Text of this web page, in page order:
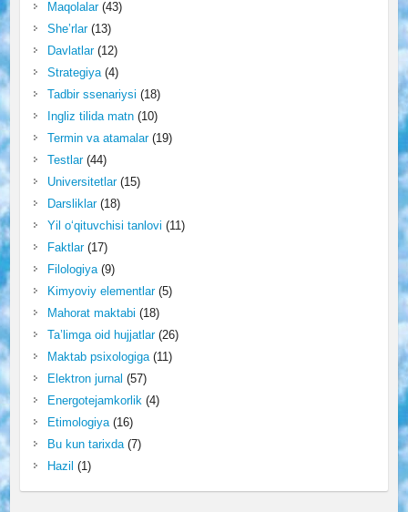
Maqolalar(43)
She’rlar(13)
Davlatlar(12)
Strategiya(4)
Tadbir ssenariysi (18)
Ingliz tilida matn(10)
Termin va atamalar(19)
Testlar(44)
Universitetlar(15)
Darsliklar(18)
Yil o‘qituvchisi tanlovi (11)
Faktlar(17)
Filologiya(9)
Kimyoviy elementlar(5)
Mahorat maktabi (18)
Ta’limga oid hujjatlar(26)
Maktab psixologiga(11)
Elektron jurnal (57)
Energotejamkorlik (4)
Etimologiya(16)
Bu kun tarixda(7)
Hazil (1)